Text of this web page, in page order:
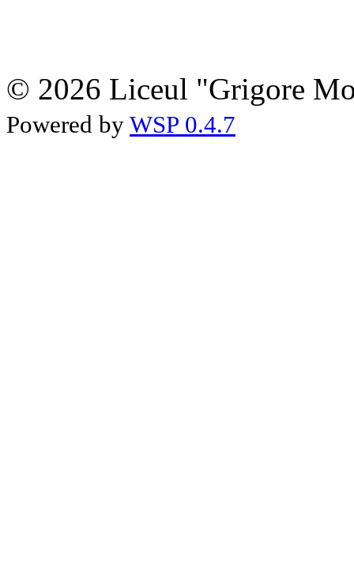
© 2026 Liceul "Grigore
Powered by WSP 0.4.7